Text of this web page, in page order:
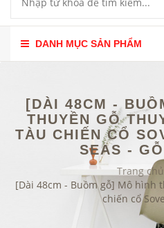
DANH MỤC SẢN PHẨM
[DÀI 48CM -
THUYỀN GỖ
TÀU CHIẾN CỔ
SEAS -
Trang chủ
[Dài 48cm - Buồm gỗ] Mô
chiến cổ